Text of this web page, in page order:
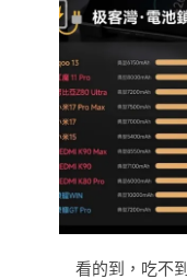
看的到，吃不